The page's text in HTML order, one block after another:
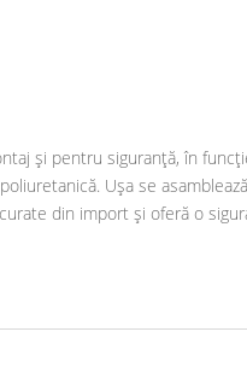
și pentru siguranță, în
Ușa se
din import și oferă o